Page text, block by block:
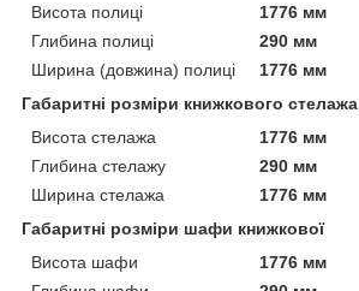
Висота полиці
1776 мм
Глибина полиці
290 мм
Ширина (довжина) полиці
1776 мм
Габаритні розміри книжкового стелажа
Висота стелажа
1776 мм
Глибина стелажу
290 мм
Ширина стелажа
1776 мм
Габаритні розміри шафи книжкової
Висота шафи
1776 мм